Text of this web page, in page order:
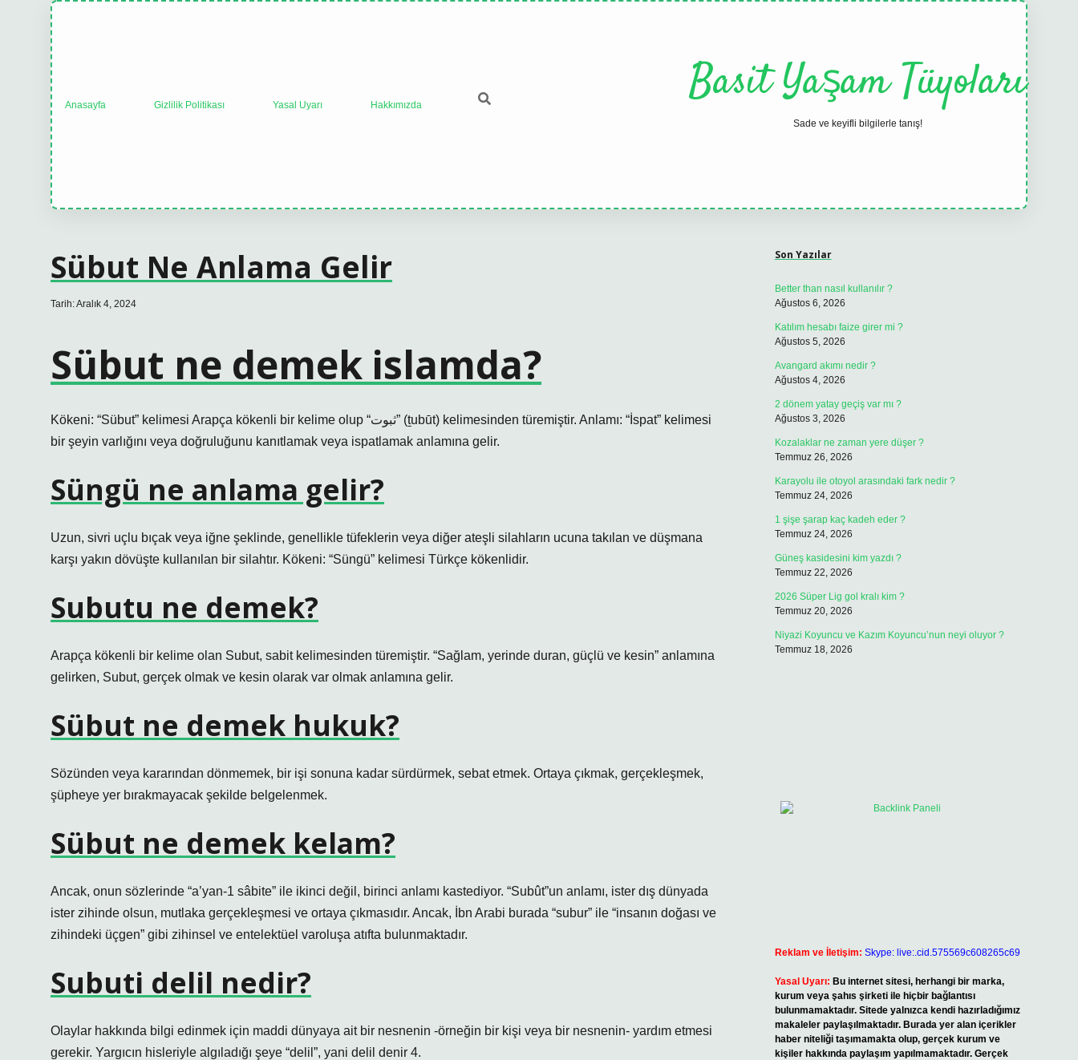
Anasayfa Gizlilik Politikası Yasal Uyarı Hakkımızda Basit Yaşam Tüyoları
Sade ve keyifli bilgilerle tanış!
Sübut Ne Anlama Gelir
Tarih: Aralık 4, 2024
Sübut ne demek islamda?
Kökeni: “Sübut” kelimesi Arapça kökenli bir kelime olup “ثبوت” (ṯubūt) kelimesinden türemiştir. Anlamı: “İspat” kelimesi
bir şeyin varlığını veya doğruluğunu kanıtlamak veya ispatlamak anlamına gelir.
Süngü ne anlama gelir?
Uzun, sivri uçlu bıçak veya iğne şeklinde, genellikle tüfeklerin veya diğer ateşli silahların ucuna takılan ve düşmana
karşı yakın dövüşte kullanılan bir silahtır. Kökeni: “Süngü” kelimesi Türkçe kökenlidir.
Subutu ne demek?
Arapça kökenli bir kelime olan Subut, sabit kelimesinden türemiştir. “Sağlam, yerinde duran, güçlü ve kesin” anlamına
gelirken, Subut, gerçek olmak ve kesin olarak var olmak anlamına gelir.
Sübut ne demek hukuk?
Sözünden veya kararından dönmemek, bir işi sonuna kadar sürdürmek, sebat etmek. Ortaya çıkmak, gerçekleşmek,
şüpheye yer bırakmayacak şekilde belgelenmek.
Sübut ne demek kelam?
Ancak, onun sözlerinde “a’yan-1 sâbite” ile ikinci değil, birinci anlamı kastediyor. “Subût”un anlamı, ister dış dünyada
ister zihinde olsun, mutlaka gerçekleşmesi ve ortaya çıkmasıdır. Ancak, İbn Arabi burada “subur” ile “insanın doğası ve
zihindeki üçgen” gibi zihinsel ve entelektüel varoluşa atıfta bulunmaktadır.
Subuti delil nedir?
Olaylar hakkında bilgi edinmek için maddi dünyaya ait bir nesnenin -örneğin bir kişi veya bir nesnenin- yardım etmesi
gerekir. Yargıcın hisleriyle algıladığı şeye “delil”, yani delil denir 4.
Son Yazılar
Better than nasıl kullanılır ?
Ağustos 6, 2026
Katılım hesabı faize girer mi ?
Ağustos 5, 2026
Avangard akımı nedir ?
Ağustos 4, 2026
2 dönem yatay geçiş var mı ?
Ağustos 3, 2026
Kozalaklar ne zaman yere düşer ?
Temmuz 26, 2026
Karayolu ile otoyol arasındaki fark nedir ?
Temmuz 24, 2026
1 şişe şarap kaç kadeh eder ?
Temmuz 24, 2026
Güneş kasidesini kim yazdı ?
Temmuz 22, 2026
2026 Süper Lig gol kralı kim ?
Temmuz 20, 2026
Niyazi Koyuncu ve Kazım Koyuncu’nun neyi oluyor ?
Temmuz 18, 2026
Reklam ve İletişim: Skype: live:.cid.575569c608265c69
Yasal Uyarı: Bu internet sitesi, herhangi bir marka,
kurum veya şahıs şirketi ile hiçbir bağlantısı
bulunmamaktadır. Sitede yalnızca kendi hazırladığımız
makaleler paylaşılmaktadır. Burada yer alan içerikler
haber niteliği taşımamakta olup, gerçek kurum ve
kişiler hakkında paylaşım yapılmamaktadır. Gerçek